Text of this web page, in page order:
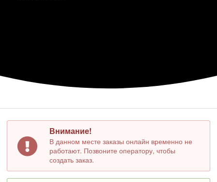
Внимание!
В данном месте заказы онлайн временно не
работают. Позвоните оператору, чтобы
создать заказ.